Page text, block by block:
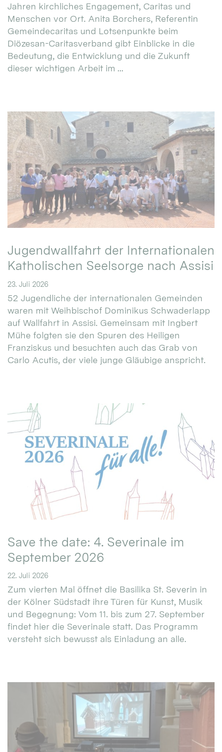
Jahren kirchliches Engagement, Caritas und
Menschen vor Ort. Anita Borchers, Referentin
Gemeindecaritas und Lotsenpunkte beim
Diözesan-Caritasverband gibt Einblicke in die
Bedeutung, die Entwicklung und die Zukunft
dieser wichtigen Arbeit im ...
Jugendwallfahrt der Internationalen
Katholischen Seelsorge nach Assisi
23. Juli 2026
52 Jugendliche der internationalen Gemeinden
waren mit Weihbischof Dominikus Schwaderlapp
auf Wallfahrt in Assisi. Gemeinsam mit Ingbert
Mühe folgten sie den Spuren des Heiligen
Franziskus und besuchten auch das Grab von
Carlo Acutis, der viele junge Gläubige anspricht.
Save the date: 4. Severinale im
September 2026
22. Juli 2026
Zum vierten Mal öffnet die Basilika St. Severin in
der Kölner Südstadt ihre Türen für Kunst, Musik
und Begegnung: Vom 11. bis zum 27. September
findet hier die Severinale statt. Das Programm
versteht sich bewusst als Einladung an alle.